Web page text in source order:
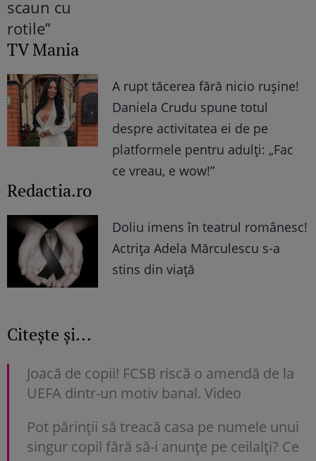
TV Mania
A rupt tăcerea fără nicio rușine!
Daniela Crudu spune totul
despre activitatea ei de pe
platformele pentru adulți: „Fac
ce vreau, e wow!”
Redactia.ro
Doliu imens în teatrul românesc!
Actrița Adela Mărculescu s-a
stins din viață
Citește și...
Joacă de copii! FCSB riscă o amendă de la
UEFA dintr-un motiv banal. Video
Pot părinții să treacă casa pe numele unui
singur copil fără să-i anunțe pe ceilalți? Ce